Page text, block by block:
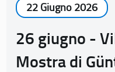
22 Giugno 2026
26 giugno -
Mostra di